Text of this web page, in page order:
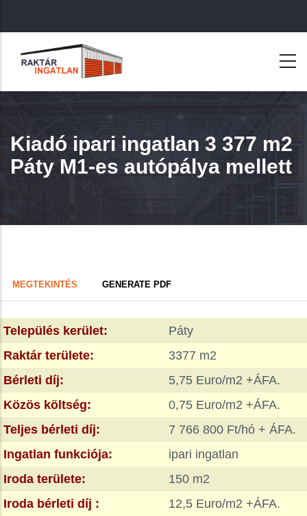
a
tartalomra
Kiadó ipari ingatlan 3 377 m2
Páty M1-es autópálya mellett
Primary
tabs
MEGTEKINTÉS (AKTÍVGENERATE PDF
Település kerület:
Páty
Raktár területe:
3377 m2
Bérleti díj:
5,75 Euro/m2 +ÁFA.
Közös költség:
0,75 Euro/m2 +ÁFA.
Teljes bérleti díj:
7 766 800 Ft/hó + ÁFA.
Ingatlan funkciója:
ipari ingatlan
Iroda területe:
150 m2
Iroda bérleti díj :
12,5 Euro/m2 +ÁFA.